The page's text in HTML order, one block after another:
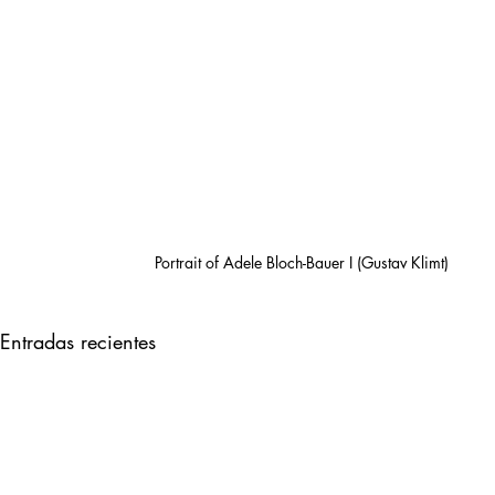
Portrait of Adele Bloch-Bauer I (Gustav Klimt)
Entradas recientes